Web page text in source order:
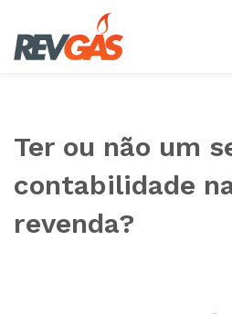
Pular
Ter ou não um
contabilidade
revenda?